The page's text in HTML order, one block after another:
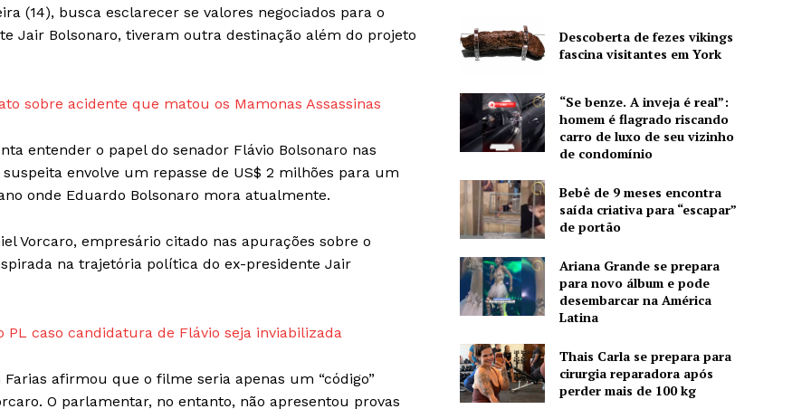
Contato
Termos de Serviços
RSS
(14), busca esclarecer se valores negociados para o
Jair Bolsonaro, tiveram outra destinação além do projeto
sobre acidente que matou os Mamonas Assassinas
entender o papel do senador Flávio Bolsonaro nas
envolve um repasse de US$ 2 milhões para um
onde Eduardo Bolsonaro mora atualmente.
Vorcaro, empresário citado nas apurações sobre o
na trajetória política do ex-presidente Jair
caso candidatura de Flávio seja inviabilizada
afirmou que o filme seria apenas um “código”
O parlamentar, no entanto, não apresentou provas
Descoberta de fezes vikings
fascina visitantes em York
“Se benze. A inveja é real”:
homem é flagrado riscando
carro de luxo de seu vizinho
de condomínio
Bebê de 9 meses encontra
saída criativa para “escapar”
de portão
Ariana Grande se prepara
para novo álbum e pode
desembarcar na América
Latina
Thais Carla se prepara para
cirurgia reparadora após
perder mais de 100 kg